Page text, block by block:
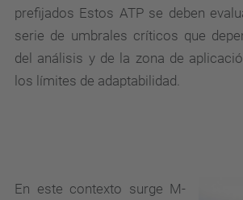
prefijados Estos ATP se deben
serie de umbrales críticos que
del análisis y de la zona de
los límites de adaptabilidad.
En este contexto surge M-